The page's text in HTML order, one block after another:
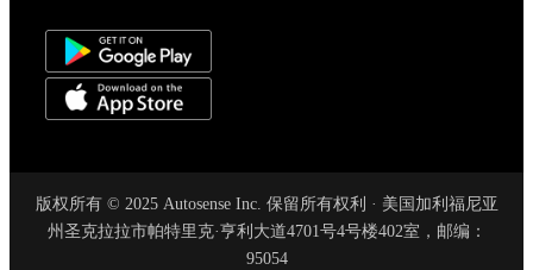
版权所有 © 2025 Autosense Inc. 保留所有权利 · 美国加利福尼亚
州圣克拉拉市帕特里克·亨利大道4701号4号楼402室，邮编：
95054